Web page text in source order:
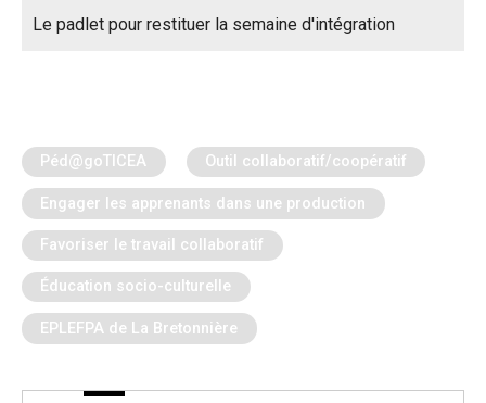
Le padlet pour restituer la semaine d'intégration
Péd@goTICEA Outil collaboratif/coopératif
Engager les apprenants dans une production
Favoriser le travail collaboratif
Éducation socio-culturelle
EPLEFPA de La Bretonnière